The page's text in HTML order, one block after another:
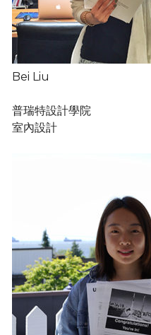
Bei Liu
普瑞特設計學院
室內設計